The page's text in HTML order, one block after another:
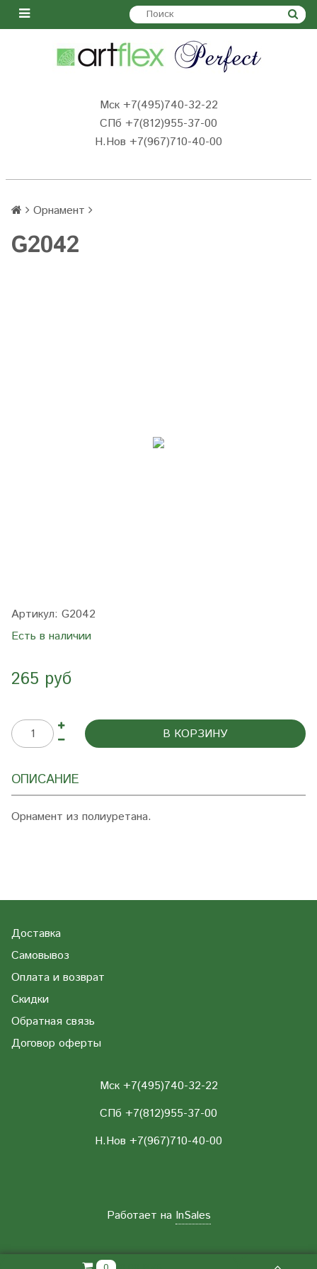
Мск +7(495)740-32-22
СПб +7(812)955-37-00
Н.Нов +7(967)710-40-00
Орнамент
G2042
Артикул: G2042
Есть в наличии
265 руб
В КОРЗИНУ
ОПИСАНИЕ
Орнамент из полиуретана.
Доставка
Самовывоз
Оплата и возврат
Скидки
Обратная связь
Договор оферты
Мск +7(495)740-32-22
СПб +7(812)955-37-00
Н.Нов +7(967)710-40-00
Работает на InSales